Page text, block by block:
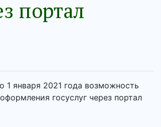
портал
1 января 2021 года возможность
госуслуг через портал